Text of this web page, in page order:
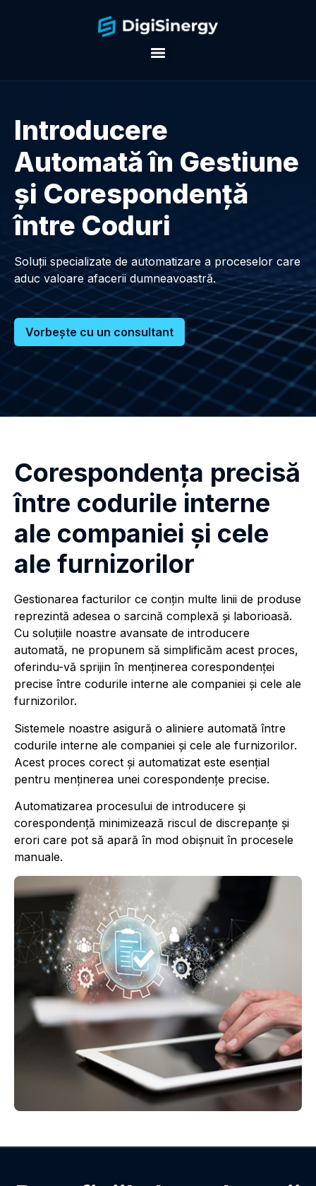
Introducere
Automată în Gestiune
şi Corespondenţă
între Coduri
Soluții specializate de automatizare a proceselor care
aduc valoare afacerii dumneavoastră.
Vorbește cu un consultant
Corespondenţa precisă
între codurile interne
ale companiei şi cele
ale furnizorilor
Gestionarea facturilor ce conțin multe linii de produse
reprezintă adesea o sarcină complexă și laborioasă.
Cu soluțiile noastre avansate de introducere
automată, ne propunem să simplificăm acest proces,
oferindu-vă sprijin în menținerea corespondenței
precise între codurile interne ale companiei și cele ale
furnizorilor.
Sistemele noastre asigură o aliniere automată între
codurile interne ale companiei și cele ale furnizorilor.
Acest proces corect și automatizat este esențial
pentru menținerea unei corespondențe precise.
Automatizarea procesului de introducere și
corespondență minimizează riscul de discrepanțe și
erori care pot să apară în mod obișnuit în procesele
manuale.